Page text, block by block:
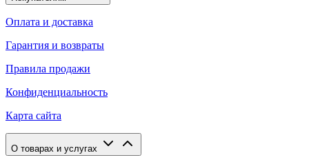
Оплата и доставка
Гарантия и возвраты
Правила продажи
Конфиденциальность
Карта сайта
О товарах и услугах